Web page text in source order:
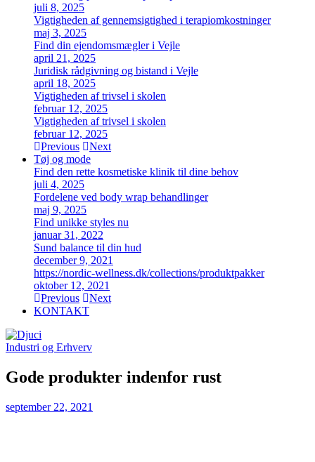
juli 8, 2025
Vigtigheden af gennemsigtighed i terapiomkostninger
maj 3, 2025
Find din ejendomsmægler i Vejle
april 21, 2025
Juridisk rådgivning og bistand i Vejle
april 18, 2025
Vigtigheden af trivsel i skolen
februar 12, 2025
Vigtigheden af trivsel i skolen
februar 12, 2025
Previous
Next
Tøj og mode
Find den rette kosmetiske klinik til dine behov
juli 4, 2025
Fordelene ved body wrap behandlinger
maj 9, 2025
Find unikke styles nu
januar 31, 2022
Sund balance til din hud
december 9, 2021
https://nordic-wellness.dk/collections/produktpakker
oktober 12, 2021
Previous
Next
KONTAKT
Industri og Erhverv
Gode produkter indenfor rust
september 22, 2021